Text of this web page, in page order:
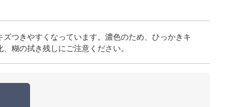
つきやすくなっています。濃色のため、ひっかきキ
糊の拭き残しにご注意ください。